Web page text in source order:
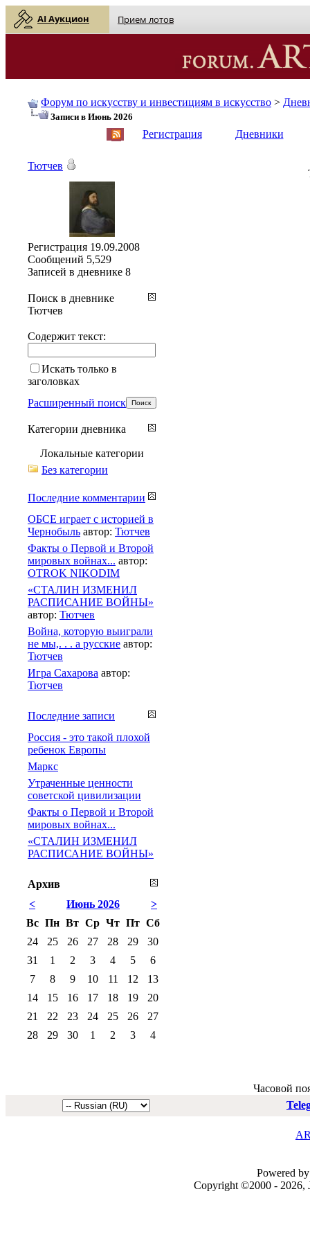
AI Аукцион Прием лотов
Форум по искусству и инвестициям в искусство >
Записи в Июнь 2026
Регистрация Дневники
Тютчев
Регистрация 19.09.2008
Сообщений 5,529
Записей в дневнике 8
Поиск в дневнике
Тютчев
Содержит текст:
Искать только в
заголовках
Расширенный поиск
Категории дневника
Локальные категории
Без категории
Последние комментарии
ОБСЕ играет с историей в
Чернобыль автор: Тютчев
Факты о Первой и Второй
мировых войнах... автор:
OTROK NIKODIM
«СТАЛИН ИЗМЕНИЛ
РАСПИСАНИЕ ВОЙНЫ»
автор: Тютчев
Война, которую выиграли
не мы,. . . а русские автор:
Тютчев
Игра Сахарова автор:
Тютчев
Последние записи
Россия - это такой плохой
ребенок Европы
Маркс
Утраченные ценности
советской цивилизации
Факты о Первой и Второй
мировых войнах...
«СТАЛИН ИЗМЕНИЛ
РАСПИСАНИЕ ВОЙНЫ»
Архив
<
>
Июнь 2026
Вс Пн Вт Ср Чт Пт Сб
24
25 26 27 28 29
30
31
1 2 3 4 5
6
7
8 9 10 11 12
13
14
15 16 17 18 19
20
21
22 23 24 25 26
27
28
29 30 1 2 3 4
Часовой
Powered
Copyright ©2000 - 2026,